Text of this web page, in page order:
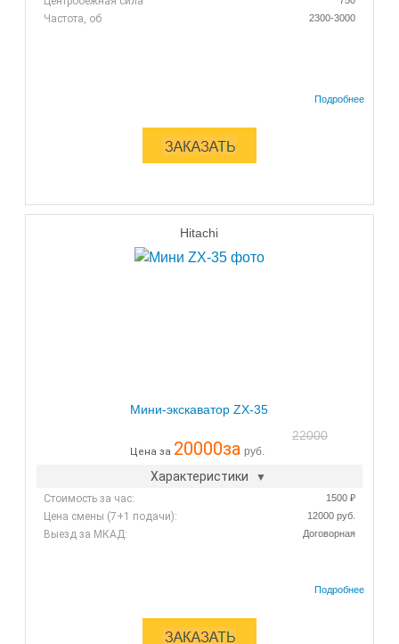
Частота, об 2300-3000
Hitachi
Мини-экскаватор ZX-35
22000
Цена за 20000за руб.
Характеристики
Стоимость за час: 1500 ₽
Цена смены (7+1 подачи): 12000 руб.
Выезд за МКАД: Договорная